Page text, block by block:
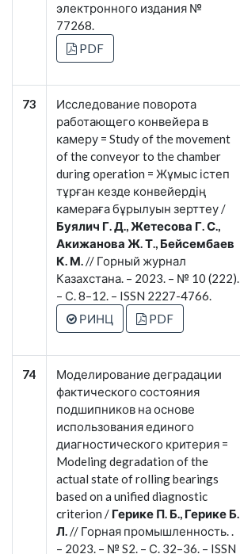
электронного издания №
77268.
PDF
73
Исследование поворота
работающего конвейера в
камеру = Study of the movement
of the conveyor to the chamber
during operation = Жұмыс істеп
тұрған кезде конвейердің
камераға бұрылуын зерттеу /
Буялич Г. Д., Жетесова Г. С.,
Акижанова Ж. Т., Бейсембаев
К. М.// Горный журнал
Казахстана. – 2023. – № 10 (222).
– С. 8–12. – ISSN 2227-4766.
РИНЦ
PDF
74
Моделирование деградации
фактического состояния
подшипников на основе
использования единого
диагностического критерия =
Modeling degradation of the
actual state of rolling bearings
based on a unified diagnostic
criterion / Герике П. Б., Герике Б.
Л.// Горная промышленность. .
– 2023. – № S2. – С. 32–36. – ISSN